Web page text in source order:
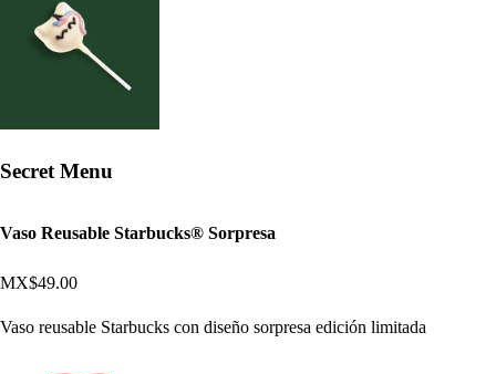
Secret Menu
Vaso Reusable Starbucks® Sorpresa
MX$49.00
Vaso reusable Starbucks con diseño sorpresa edición limitada